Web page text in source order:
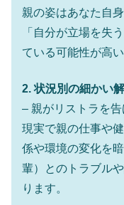
親の姿はあなた自
「自分が立場を失
ている可能性が高い
2. 状況別の細かい
– 親がリストラを
現実で親の仕事や
係や環境の変化を
輩）とのトラブル
ります。